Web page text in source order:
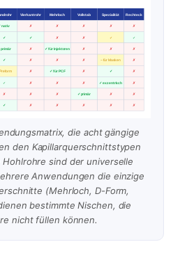
Vierkantrohr Mehrloch Vollstab Spezialität Rechteck
nativ ✗ ✗ ✗ ✗ ✗
✓ ✓ ✗ ✗ ✓ ✓
✗ ✓ für Injektoren ✗ ✗ ✗
✓ ✗ ✗ ✗ ~ für Masken ✗
✗ ✓ für PCF ✗ ✓ ✗
✓ ✗ ✗ ✗ ✓ exzentrisch ✗
✗ ✗ ✗ ✓ primär ✗ ✗
✓ ✗ ✗ ✗ ✗ ✗
die acht gängige
den Kapillarquerschnittstypen
Hohlrohre sind der universelle
Anwendungen die einzige
(Mehrloch, D-Form,
bestimmte Nischen, die
nicht füllen können.